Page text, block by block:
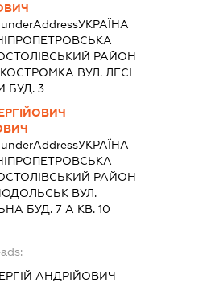
УКРАЇНА
РАЙОН
ВУЛ. ЛЕСІ
БУД. 3
УКРАЇНА
РАЙОН
ВУЛ.
БУД. 7 А КВ. 10
АНДРІЙОВИЧ -